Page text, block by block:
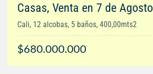
Casas, Venta en 7 de Agosto
Cali, 12 alcobas, 5 baños, 400,00mts2
$680.000.000